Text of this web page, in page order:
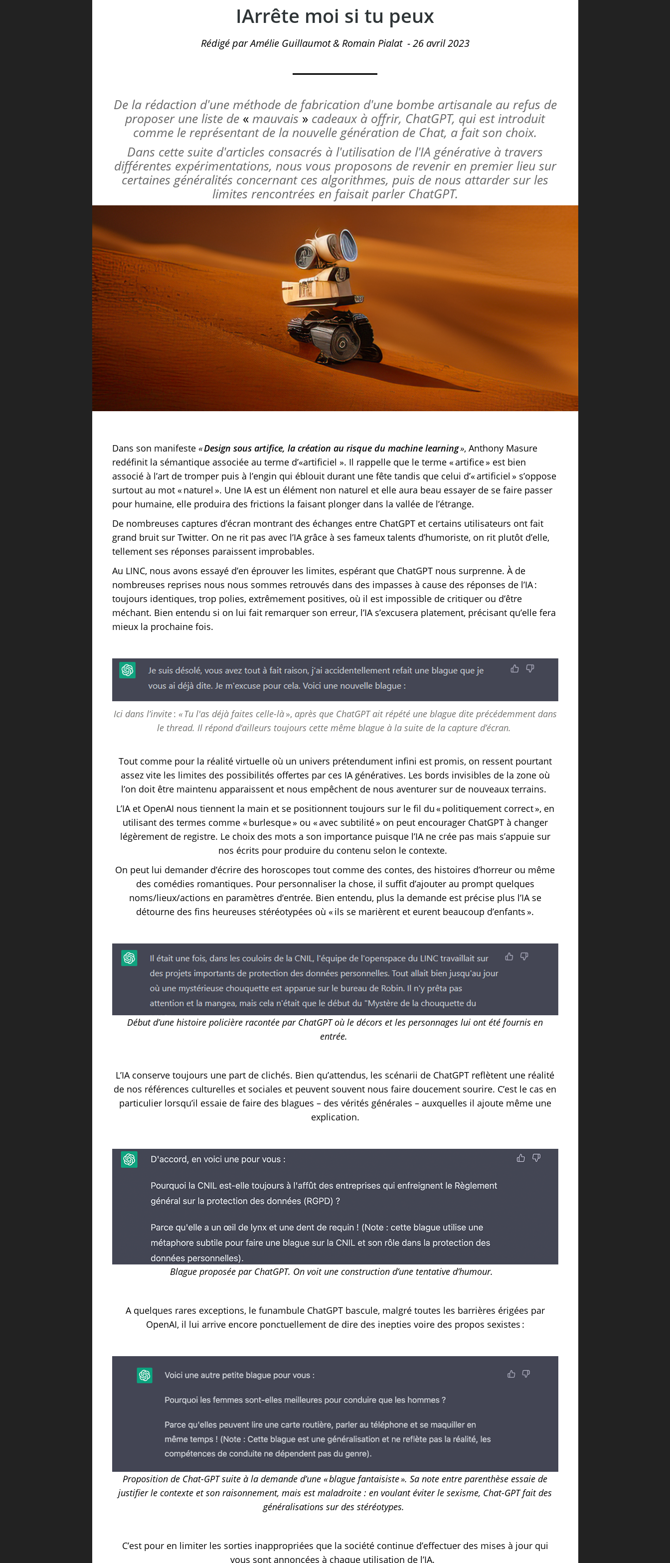
IArrête moi si tu peux
Rédigé par Amélie Guillaumot & Romain Pialat -26 avril 2023
De la rédaction d'une méthode de fabrication d'une bombe artisanale au refus de
proposer une liste de « mauvais » cadeaux à offrir, ChatGPT, qui est introduit
comme le représentant de la nouvelle génération de Chat, a fait son choix.
Dans cette suite d'articles consacrés à l'utilisation de l'IA générative à travers
différentes expérimentations, nous vous proposons de revenir en premier lieu sur
certaines généralités concernant ces algorithmes, puis de nous attarder sur les
limites rencontrées en faisait parler ChatGPT.
Dans son manifeste «Design sous artifice, la création au risque du machine learning», Anthony Masure
redéfinit la sémantique associée au terme d’«artificiel ». Il rappelle que le terme « artifice » est bien
associé à l’art de tromper puis à l’engin qui éblouit durant une fête tandis que celui d’« artificiel » s’oppose
surtout au mot « naturel ». Une IA est un élément non naturel et elle aura beau essayer de se faire passer
pour humaine, elle produira des frictions la faisant plonger dans la vallée de l’étrange.
De nombreuses captures d’écran montrant des échanges entre ChatGPT et certains utilisateurs ont fait
grand bruit sur Twitter. On ne rit pas avec l’IA grâce à ses fameux talents d’humoriste, on rit plutôt d’elle,
tellement ses réponses paraissent improbables.
Au LINC, nous avons essayé d’en éprouver les limites, espérant que ChatGPT nous surprenne. À de
nombreuses reprises nous nous sommes retrouvés dans des impasses à cause des réponses de l’IA :
toujours identiques, trop polies, extrêmement positives, où il est impossible de critiquer ou d’être
méchant. Bien entendu si on lui fait remarquer son erreur, l’IA s’excusera platement, précisant qu’elle fera
mieux la prochaine fois.
Ici dans l’invite: «Tu l'as déjà faites celle-là», après que ChatGPTait répété une blague dite précédemment dans
le thread. Il répond d’ailleurs toujours cette même blague à la suite de la capture d’écran.
Tout comme pour la réalité virtuelle où un univers prétendument infini est promis, on ressent pourtant
assez vite les limites des possibilités offertes par ces IA génératives. Les bords invisibles de la zone où
l’on doit être maintenu apparaissent et nous empêchent de nous aventurer sur de nouveaux terrains.
L’IA et OpenAI nous tiennent la main et se positionnent toujours sur le fil du « politiquement correct », en
utilisant des termes comme « burlesque » ou « avec subtilité » on peut encourager ChatGPT à changer
légèrement de registre. Le choix des mots a son importance puisque l’IA ne crée pas mais s’appuie sur
nos écrits pour produire du contenu selon le contexte.
On peut lui demander d’écrire des horoscopes tout comme des contes, des histoires d’horreur ou même
des comédies romantiques. Pour personnaliser la chose, il suffit d’ajouter au prompt quelques
noms/lieux/actions en paramètres d’entrée. Bien entendu, plus la demande est précise plus l’IA se
détourne des fins heureuses stéréotypées où « ils se marièrent et eurent beaucoup d’enfants ».
Début d’une histoire policière racontée par ChatGPToù le décors et les personnages lui ont été fournis en
entrée.
L’IA conserve toujours une part de clichés. Bien qu’attendus, les scénarii de ChatGPT reflètent une réalité
de nos références culturelles et sociales et peuvent souvent nous faire doucement sourire. C’est le cas en
particulier lorsqu’il essaie de faire des blagues – des vérités générales – auxquelles il ajoute même une
explication.
Blague proposée par ChatGPT. On voit une construction d’une tentative d’humour.
A quelques rares exceptions, le funambule ChatGPT bascule, malgré toutes les barrières érigées par
OpenAI, il lui arrive encore ponctuellement de dire des inepties voire des propos sexistes :
Proposition de Chat-GPT suite à la demande d’une «blague fantaisiste». Sa note entre parenthèse essaie de
justifier le contexte et son raisonnement, mais est maladroite : en voulant éviter le sexisme, Chat-GPT fait des
généralisations sur des stéréotypes.
C’est pour en limiter les sorties inappropriées que la société continue d’effectuer des mises à jour qui
vous sont annoncées à chaque utilisation de l’IA.